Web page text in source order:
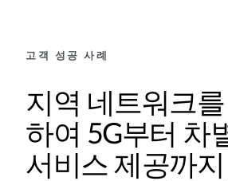
고객 성공 사례
지역 네트워크
하여 5G부터 차
서비스 제공까